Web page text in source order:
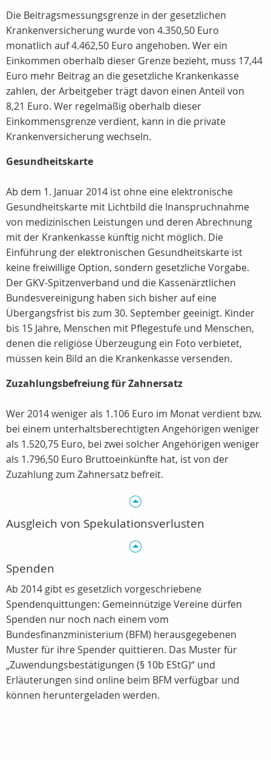
Die Beitragsmessungsgrenze in der gesetzlichen
Krankenversicherung wurde von 4.350,50 Euro
monatlich auf 4.462,50 Euro angehoben. Wer ein
Einkommen oberhalb dieser Grenze bezieht, muss 17,44
Euro mehr Beitrag an die gesetzliche Krankenkasse
zahlen, der Arbeitgeber trägt davon einen Anteil von
8,21 Euro. Wer regelmäßig oberhalb dieser
Einkommensgrenze verdient, kann in die private
Krankenversicherung wechseln.
Gesundheitskarte
Ab dem 1. Januar 2014 ist ohne eine elektronische
Gesundheitskarte mit Lichtbild die Inanspruchnahme
von medizinischen Leistungen und deren Abrechnung
mit der Krankenkasse künftig nicht möglich. Die
Einführung der elektronischen Gesundheitskarte ist
keine freiwillige Option, sondern gesetzliche Vorgabe.
Der GKV-Spitzenverband und die Kassenärztlichen
Bundesvereinigung haben sich bisher auf eine
Übergangsfrist bis zum 30. September geeinigt. Kinder
bis 15 Jahre, Menschen mit Pflegestufe und Menschen,
denen die religiöse Überzeugung ein Foto verbietet,
müssen kein Bild an die Krankenkasse versenden.
Zuzahlungsbefreiung für Zahnersatz
Wer 2014 weniger als 1.106 Euro im Monat verdient bzw.
bei einem unterhaltsberechtigten Angehörigen weniger
als 1.520,75 Euro, bei zwei solcher Angehörigen weniger
als 1.796,50 Euro Bruttoeinkünfte hat, ist von der
Zuzahlung zum Zahnersatz befreit.
Ausgleich von Spekulationsverlusten
Spenden
Ab 2014 gibt es gesetzlich vorgeschriebene
Spendenquittungen: Gemeinnützige Vereine dürfen
Spenden nur noch nach einem vom
Bundesfinanzministerium (BFM) herausgegebenen
Muster für ihre Spender quittieren. Das Muster für
„Zuwendungsbestätigungen (§ 10b EStG)“ und
Erläuterungen sind online beim BFM verfügbar und
können heruntergeladen werden.